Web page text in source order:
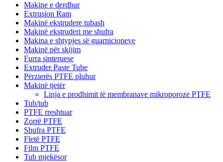
Makine e derdhur
Extrusion Ram
Makinë ekstrudere tubash
Makinë ekstruderi me shufra
Makina e shtypjes së guarnicioneve
Makinë për skijim
Furra sinteruese
Extruder Paste Tube
Përzierës PTFE pluhur
Makinë tjetër
Linja e prodhimit të membranave mikroporoze PTFE
Tub/tub
PTFE rreshtuar
Zorrë PTFE
Shufra PTFE
Fletë PTFE
Film PTFE
Tub mjekësor